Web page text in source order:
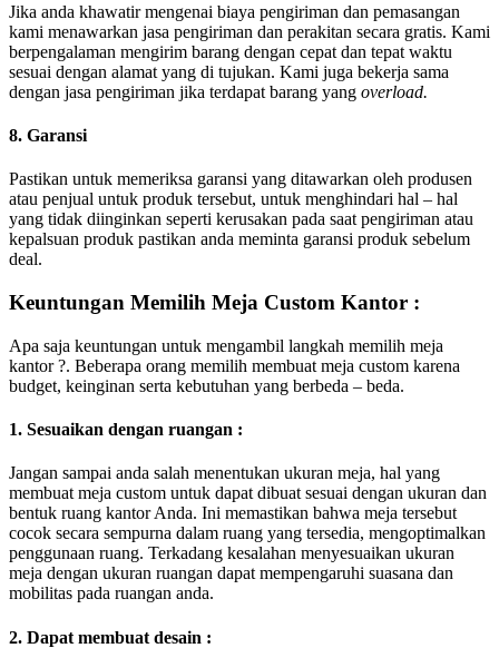
Jika anda khawatir mengenai biaya pengiriman dan pemasangan
kami menawarkan jasa pengiriman dan perakitan secara gratis. Kami
berpengalaman mengirim barang dengan cepat dan tepat waktu
sesuai dengan alamat yang di tujukan. Kami juga bekerja sama
dengan jasa pengiriman jika terdapat barang yang overload.
8. Garansi
Pastikan untuk memeriksa garansi yang ditawarkan oleh produsen
atau penjual untuk produk tersebut, untuk menghindari hal – hal
yang tidak diinginkan seperti kerusakan pada saat pengiriman atau
kepalsuan produk pastikan anda meminta garansi produk sebelum
deal.
Keuntungan Memilih Meja Custom Kantor :
Apa saja keuntungan untuk mengambil langkah memilih meja
kantor ?. Beberapa orang memilih membuat meja custom karena
budget, keinginan serta kebutuhan yang berbeda – beda.
1. Sesuaikan dengan ruangan :
Jangan sampai anda salah menentukan ukuran meja, hal yang
membuat meja custom untuk dapat dibuat sesuai dengan ukuran dan
bentuk ruang kantor Anda. Ini memastikan bahwa meja tersebut
cocok secara sempurna dalam ruang yang tersedia, mengoptimalkan
penggunaan ruang. Terkadang kesalahan menyesuaikan ukuran
meja dengan ukuran ruangan dapat mempengaruhi suasana dan
mobilitas pada ruangan anda.
2. Dapat membuat desain :